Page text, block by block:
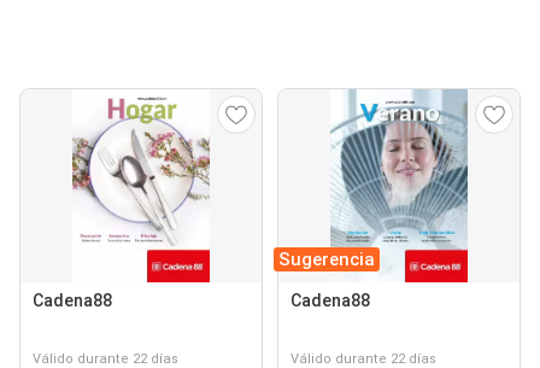
Cadena88
Válido durante 22 días
Sugerencia
Cadena88
Válido durante 22 días